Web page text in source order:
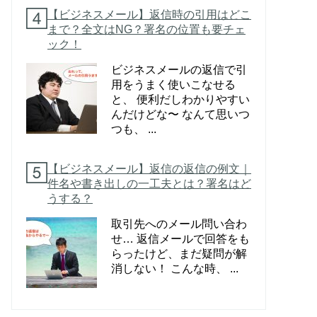
【ビジネスメール】返信時の引用はどこ
まで？全文はNG？署名の位置も要チェ
ック！
ビジネスメールの返信で引
用をうまく使いこなせる
と、 便利だしわかりやすい
んだけどな〜 なんて思いつ
つも、 ...
【ビジネスメール】返信の返信の例文｜
件名や書き出しの一工夫とは？署名はど
うする？
取引先へのメール問い合わ
せ… 返信メールで回答をも
らったけど、まだ疑問が解
消しない！ こんな時、 ...